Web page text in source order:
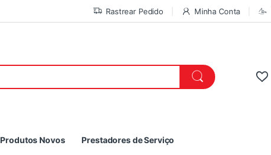
Rastrear Pedido Minha Conta
Produtos Novos Prestadores de Serviço